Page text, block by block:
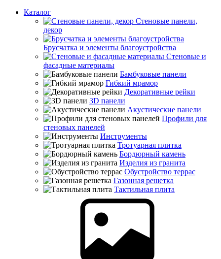
Каталог
Стеновые панели,
декор
Брусчатка и элементы благоустройства
Стеновые и
фасадные материалы
Бамбуковые панели
Гибкий мрамор
Декоративные рейки
3D панели
Акустические панели
Профили для
стеновых панелей
Инструменты
Тротуарная плитка
Бордюрный камень
Изделия из гранита
Обустройство террас
Газонная решетка
Тактильная плита